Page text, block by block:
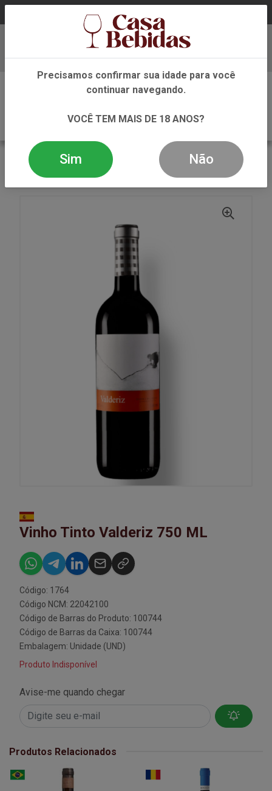
Baixe já nosso APP
VOLTAR
VINHO
TINTO
VINHO TINTO VALDERIZ 750 ML
Vinho Tinto Valderiz 750 ML
Código: 1764
Código NCM: 22042100
Código de Barras do Produto: 100744
Código de Barras da Caixa: 100744
Embalagem: Unidade (UND)
Produto Indisponível
Avise-me quando chegar
Produtos Relacionados
Precisamos confirmar sua idade para você
continuar navegando.
VOCÊ TEM MAIS DE 18 ANOS?
Sim Não